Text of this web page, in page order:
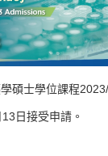
碩士學位課程
日接受申請。